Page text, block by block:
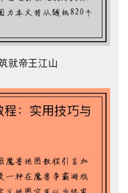
就帝王江山